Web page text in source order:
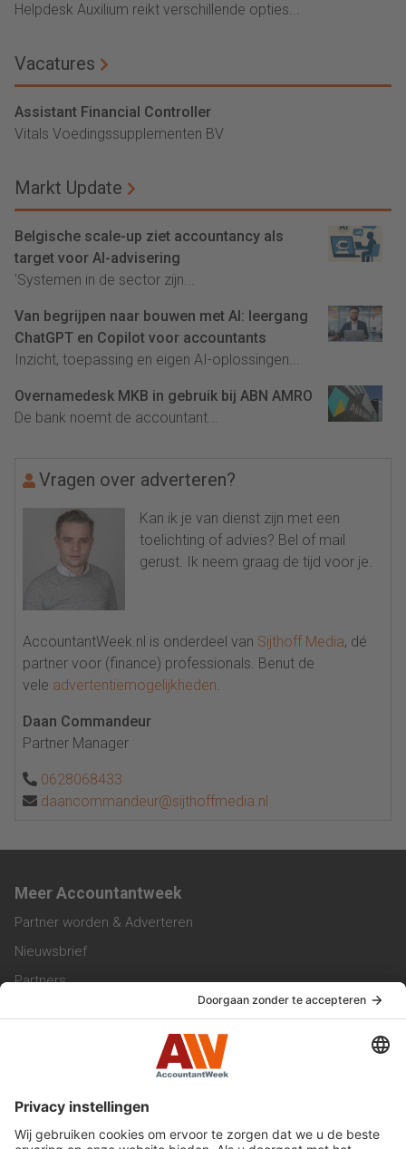
Helpdesk Auxilium reikt verschillende opties...
Vacatures
Assistant Financial Controller
Vitals Voedingssupplementen BV
Markt Update
Belgische scale-up ziet accountancy als
target voor AI-advisering
'Systemen in de sector zijn...
Van begrijpen naar bouwen met AI: leergang
ChatGPT en Copilot voor accountants
Inzicht, toepassing en eigen AI-oplossingen...
Overnamedesk MKB in gebruik bij ABN AMRO
De bank noemt de accountant...
Vragen over adverteren?
Kan ik je van dienst zijn met een
toelichting of advies? Bel of mail
gerust. Ik neem graag de tijd voor je.
AccountantWeek.nl is onderdeel van Sijthoff Media, dé
partner voor (finance) professionals. Benut de
vele advertentiemogelijkheden.
Daan Commandeur
Partner Manager
0628068433
daancommandeur@sijthoffmedia.nl
Meer Accountantweek
Partner worden & Adverteren
Nieuwsbrief
Partners
Werken bij ons